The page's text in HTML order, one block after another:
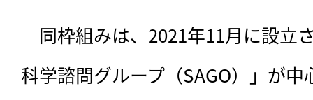
同枠組みは、 2021年11月に設立
科学諮問グループ（SAGO）」が